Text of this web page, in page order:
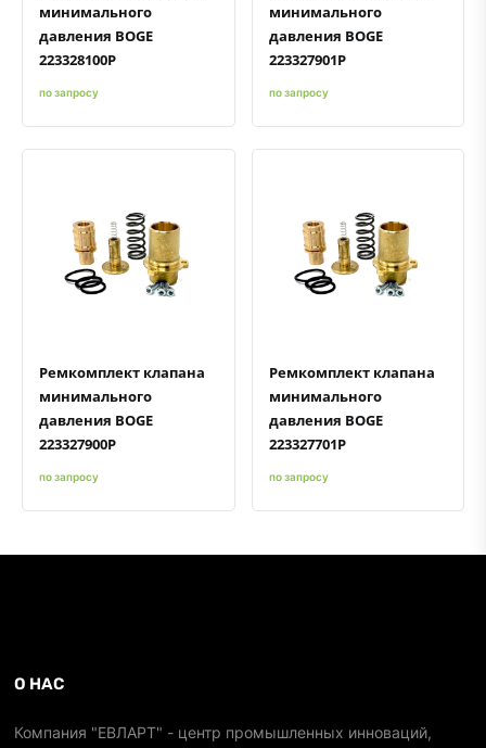
минимального
давления BOGE
223328100P
по запросу
минимального
давления BOGE
223327901P
по запросу
Быстрый просмотрДобавить к сравнению
Добавить в избранное
Ремкомплект клапана
минимального
давления BOGE
223327900P
по запросу
Быстрый просмотрДобавить к сравнению
Добавить в избранное
Ремкомплект клапана
минимального
давления BOGE
223327701P
по запросу
О НАС
Компания "ЕВЛАРТ" - центр промышленных инноваций,